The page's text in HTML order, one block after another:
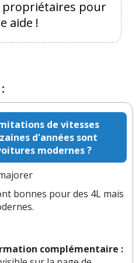
ce commentaire :
commentaire
sous le commentaire)
12-06 21:44:16)
propriétaires pour
aide !
de vitesses
d'années sont
modernes ?
bonnes pour des 4L mais
complémentaire :